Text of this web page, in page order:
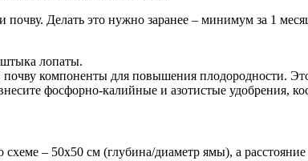
Делать это нужно заранее – минимум за 1
лопаты.
почву компоненты для повышения плодородности.
фосфорно-калийные и азотистые удобрения,
схеме – 50х50 см (глубина/диаметр ямы), а